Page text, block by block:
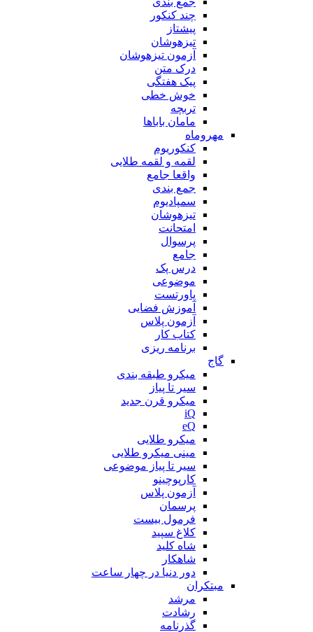
چند کنکور
پیشتاز
تیزهوشان
آزمون تیزهوشان
درک متن
پیک هفتگی
خوش خطی
تربچه
مامان باباها
مهروماه
کنکوریوم
لقمه و لقمه طلایی
واقعا جامع
جمع بندی
سمپادیوم
تیزهوشان
امتحانت
پرسوال
جامع
درس پک
موضوعی
پاورتست
آموزش فضایی
آزمون پلاس
کتاب کار
برنامه ریزی
گاج
میکرو طبقه بندی
سیر تا پیاز
میکرو قرن جدید
iQ
eQ
میکرو طلایی
مینی میکرو طلایی
سیر تا پیاز موضوعی
کارپوچینو
آزمون پلاس
پرسمان
فرمول بیست
کلاغ سپید
شاه کلید
شاهکار
دور دنیا در چهار ساعت
مبتکران
مرشد
رشادت
گذرنامه